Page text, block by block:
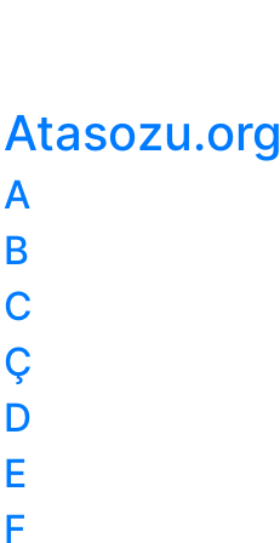
Atasozu.org
A
B
C
Ç
D
E
F